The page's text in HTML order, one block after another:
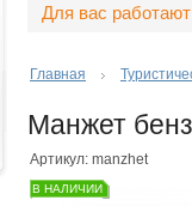
Для вас работают
Главная
Манжет
Артикул: manzhet
В НАЛИЧИИ